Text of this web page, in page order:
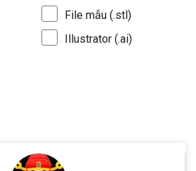
File mẫu (.stl)
Illustrator (.ai)